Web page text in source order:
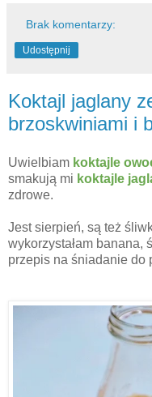
Brak komentarzy:
Udostępnij
Koktajl jaglany
brzoskwiniami i
Uwielbiam koktajle
smakują mi koktajle
zdrowe.
Jest sierpień, są też
wykorzystałam banana,
przepis na śniadanie do